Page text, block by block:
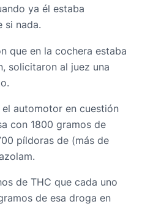
ya él estaba
si nada.
que en la cochera estaba
solicitaron al juez una
automotor en cuestión
con 1800 gramos de
píldoras de (más de
de THC que cada uno
de esa droga en